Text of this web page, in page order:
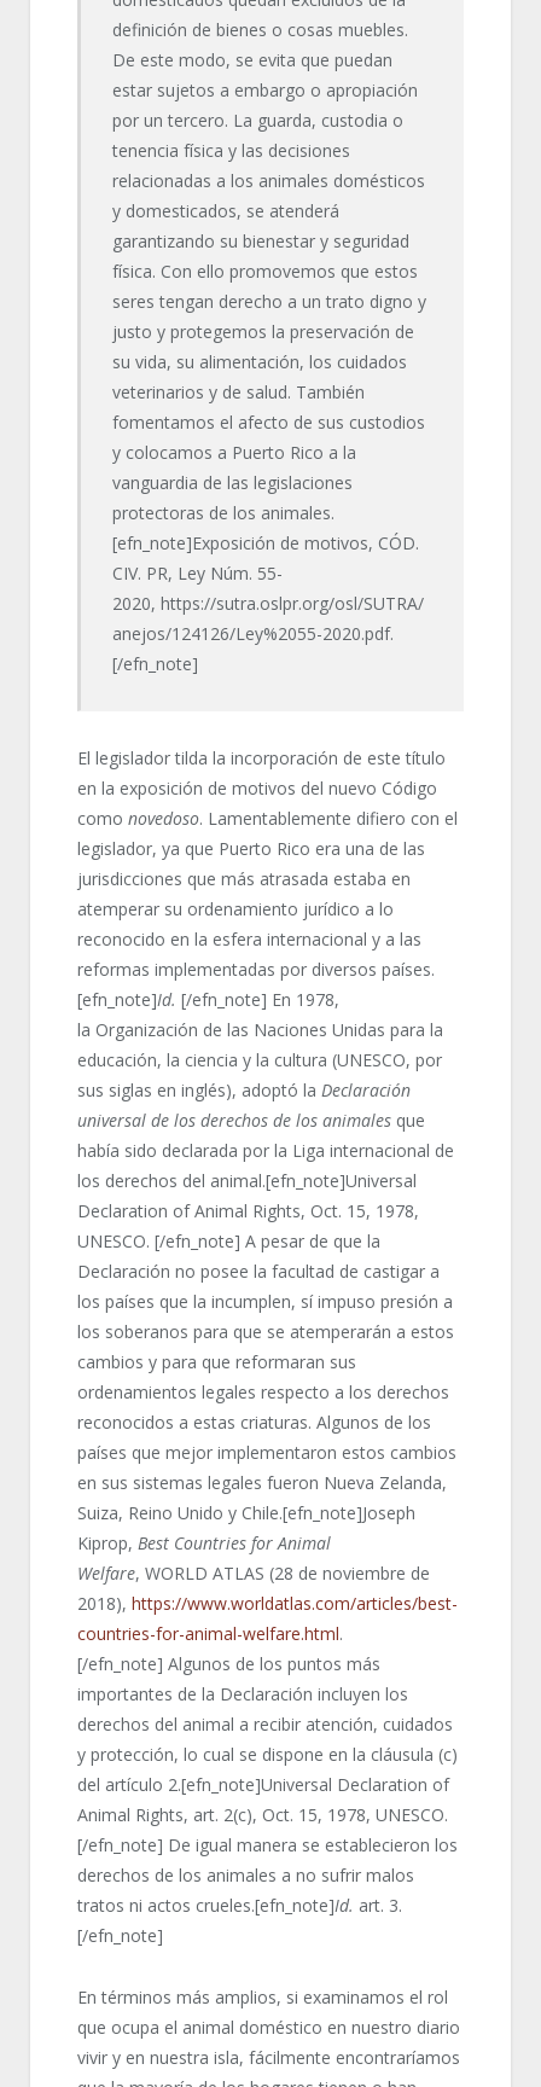
definición de bienes o cosas muebles.
De este modo, se evita que puedan
estar sujetos a embargo o apropiación
por un tercero. La guarda, custodia o
tenencia física y las decisiones
relacionadas a los animales domésticos
y domesticados, se atenderá
garantizando su bienestar y seguridad
física. Con ello promovemos que estos
seres tengan derecho a un trato digno y
justo y protegemos la preservación de
su vida, su alimentación, los cuidados
veterinarios y de salud. También
fomentamos el afecto de sus custodios
y colocamos a Puerto Rico a la
vanguardia de las legislaciones
protectoras de los animales.
[efn_note]Exposición de motivos, CÓD.
CIV. PR, Ley Núm. 55-
2020, https://sutra.oslpr.org/osl/SUTRA/
anejos/124126/Ley%2055-2020.pdf.
[/efn_note]
El legislador tilda la incorporación de este título
en la exposición de motivos del nuevo Código
como novedoso. Lamentablemente difiero con el
legislador, ya que Puerto Rico era una de las
jurisdicciones que más atrasada estaba en
atemperar su ordenamiento jurídico a lo
reconocido en la esfera internacional y a las
reformas implementadas por diversos países.
[efn_note]Id. [/efn_note] En 1978,
la Organización de las Naciones Unidas para la
educación, la ciencia y la cultura (UNESCO, por
sus siglas en inglés), adoptó la Declaración
universal de los derechos de los animalesque
había sido declarada por la Liga internacional de
los derechos del animal.[efn_note]Universal
Declaration of Animal Rights, Oct. 15, 1978,
UNESCO. [/efn_note] A pesar de que la
Declaración no posee la facultad de castigar a
los países que la incumplen, sí impuso presión a
los soberanos para que se atemperarán a estos
cambios y para que reformaran sus
ordenamientos legales respecto a los derechos
reconocidos a estas criaturas. Algunos de los
países que mejor implementaron estos cambios
en sus sistemas legales fueron Nueva Zelanda,
Suiza, Reino Unido y Chile.[efn_note]Joseph
Kiprop, Best Countries for Animal
Welfare, WORLD ATLAS (28 de noviembre de
2018), https://www.worldatlas.com/articles/best-
countries-for-animal-welfare.html.
[/efn_note] Algunos de los puntos más
importantes de la Declaración incluyen los
derechos del animal a recibir atención, cuidados
y protección, lo cual se dispone en la cláusula (c)
del artículo 2.[efn_note]Universal Declaration of
Animal Rights, art. 2(c), Oct. 15, 1978, UNESCO.
[/efn_note] De igual manera se establecieron los
derechos de los animales a no sufrir malos
tratos ni actos crueles.[efn_note]Id. art. 3.
[/efn_note]
En términos más amplios, si examinamos el rol
que ocupa el animal doméstico en nuestro diario
vivir y en nuestra isla, fácilmente encontraríamos